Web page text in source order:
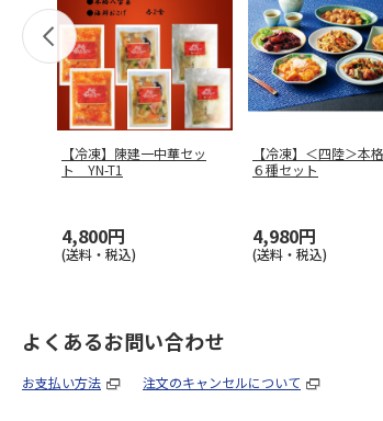
【冷凍】陳建一中華セッ
ト YN-T1
4,800円
(送料・税込)
【冷凍】＜四陸＞本
６種セット
4,980円
(送料・税込)
よくあるお問い合わせ
お支払い方法 注文のキャンセルについて